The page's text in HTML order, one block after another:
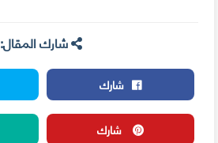
شارك المقال:
شارك
شارك